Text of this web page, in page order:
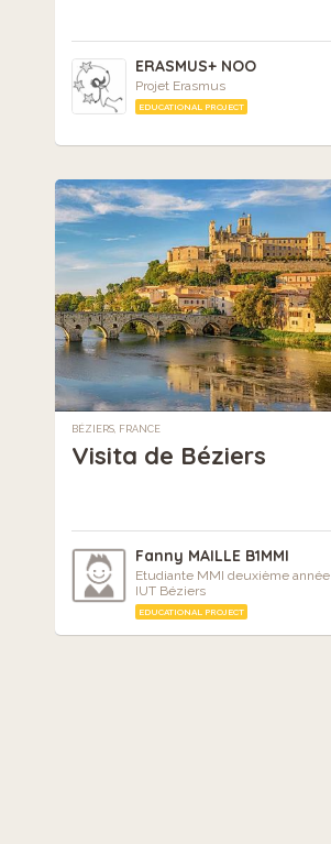
ERASMUS+ NOO
Projet Erasmus
EDUCATIONAL PROJECT
BÉZIERS, FRANCE
Visita de Béziers
Fanny MAILLE B1MMI
Etudiante MMI deuxième année
IUT Béziers
EDUCATIONAL PROJECT